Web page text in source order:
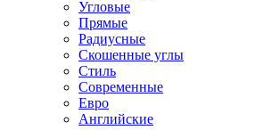
Угловые
Прямые
Радиусные
Скошенные углы
Стиль
Современные
Евро
Английские